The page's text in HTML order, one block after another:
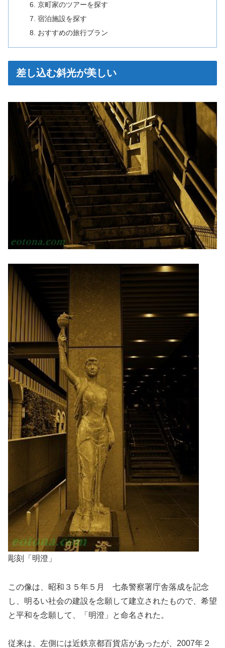
京町家のツアーを探す
宿泊施設を探す
おすすめの旅行プラン
差し込む斜光が美しい
彫刻「明澄」
この像は、昭和３５年５月 七条警察署庁舎落成を記念
し、明るい社会の建設を念願して建立されたもので、希望
と平和を念願して、「明澄」と命名された。
従来は、左側には近鉄京都百貨店があったが、2007年２